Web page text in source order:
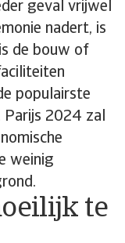
geval vrijwel
nadert, is
de bouw of
populairste
Parijs 2024 zal
weinig
te